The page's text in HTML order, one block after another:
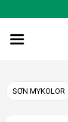
to
content
SƠN MYKOLOR